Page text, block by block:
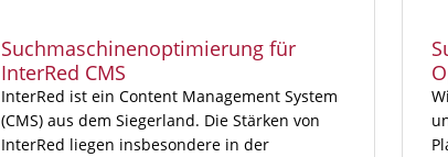
Suchmaschinenoptimierung für
InterRed CMS
InterRed ist ein Content Management System
(CMS) aus dem Siegerland. Die Stärken von
InterRed liegen insbesondere in der